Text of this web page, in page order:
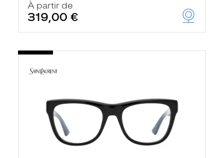
À partir de
319,00 €